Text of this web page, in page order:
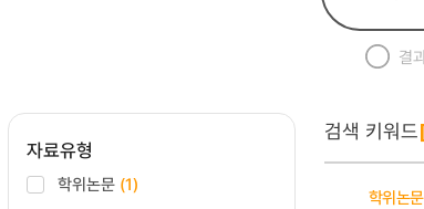
결
자료유형
학위논문 (1)
검색 키워드
학위논문